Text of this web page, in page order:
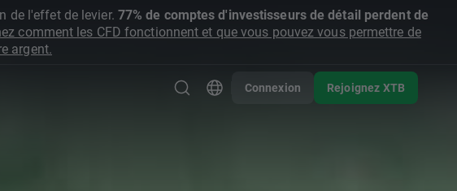
de l'effet de levier. 77% de comptes d'investisseurs de détail perdent de
comment les CFD fonctionnent et que vous pouvez vous permettre de
argent.
Connexion Rejoignez XTB